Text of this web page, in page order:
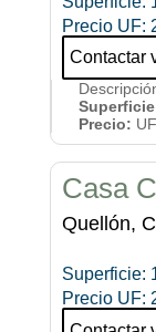
Precio UF:
Contactar
Precio:
Casa
Quellón,
Superficie:
Precio UF: